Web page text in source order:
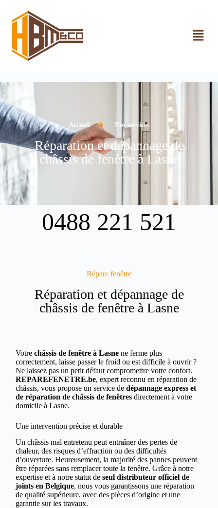
Accueil Nos services
Réparation et dépannage de
châssis de fenêtre à Lasne
0488 221 521
Répare fenêtre
Réparation et dépannage de
châssis de fenêtre à Lasne
Votre châssis de fenêtre à Lasne ne ferme plus
correctement, laisse passer le froid ou est difficile à ouvrir ?
Ne laissez pas un petit défaut compromettre votre confort.
REPAREFENETRE.be, expert reconnu en réparation de
châssis, vous propose un service de dépannage express et
de réparation de châssis de fenêtres directement à votre
domicile à Lasne.
Une intervention précise et durable
Un châssis mal entretenu peut entraîner des pertes de
chaleur, des risques d’effraction ou des difficultés
d’ouverture. Heureusement, la majorité des pannes peuvent
être réparées sans remplacer toute la fenêtre. Grâce à notre
expertise et à notre statut de seul distributeur officiel de
joints en Belgique, nous vous garantissons une réparation
de qualité supérieure, avec des pièces d’origine et une
garantie sur les travaux.